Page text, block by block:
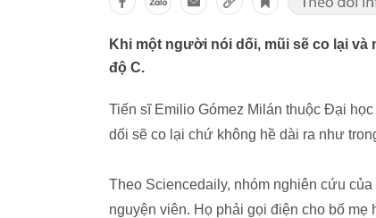
Khi một người nói dối, mũi sẽ co lại và
độ C.
Tiến sĩ Emilio Gómez Milán thuộc Đại
dối sẽ co lại chứ không hề dài ra như
Theo Sciencedaily, nhóm nghiên cứu
nguyện viên. Họ phải gọi điện cho bố